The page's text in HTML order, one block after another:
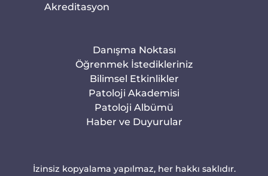
Akreditasyon
Danışma Noktası
Öğrenmek İstedikleriniz
Bilimsel Etkinlikler
Patoloji Akademisi
Patoloji Albümü
Haber ve Duyurular
İzinsiz kopyalama yapılmaz, her hakkı saklıdır.